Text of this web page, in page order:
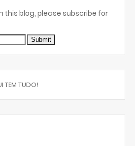
this blog, please subscribe for
TEM TUDO!